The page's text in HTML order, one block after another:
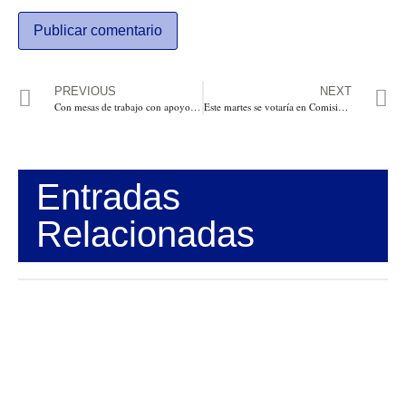
PREVIOUS
Con mesas de trabajo con apoyo de Mininterior buscan construir Conpes Comunal
NEXT
Este martes se votaría en Comisión el proyecto que propone crear en JEP una Sala Especial para Militares
Entradas
Relacionadas